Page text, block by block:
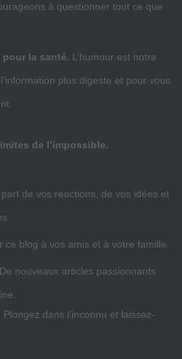
à questionner tout ce que
pour la santé. L’humour est notre
plus digeste et pour vous
de l’impossible.
de vos réactions, de vos idées et
ce blog à vos amis et à votre famille.
De nouveaux articles passionnants
Plongez dans l’inconnu et laissez-